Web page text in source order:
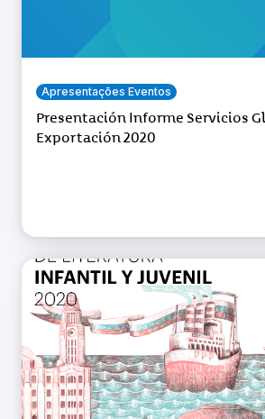
Apresentações Eventos
Presentación Informe Servicios
Exportación 2020